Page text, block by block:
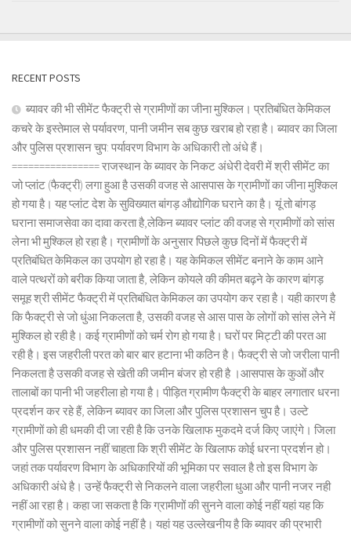
RECENT POSTS
ब्यावर की भी सीमेंट फैक्ट्री से ग्रामीणों का जीना मुश्किल। प्रतिबंधित केमिकल
कचरे के इस्तेमाल से पर्यावरण, पानी जमीन सब कुछ खराब हो रहा है। ब्यावर का जिला
और पुलिस प्रशासन चुप: पर्यावरण विभाग के अधिकारी तो अंधे हैं।
================ राजस्थान के ब्यावर के निकट अंधेरी देवरी में श्री सीमेंट का
जो प्लांट (फैक्ट्री) लगा हुआ है उसकी वजह से आसपास के ग्रामीणों का जीना मुश्किल
हो गया है। यह प्लांट देश के सुविख्यात बांगड़ औद्योगिक घराने का है। यूं तो बांगड़
घराना समाजसेवा का दावा करता है,लेकिन ब्यावर प्लांट की वजह से ग्रामीणों को सांस
लेना भी मुश्किल हो रहा है। ग्रामीणों के अनुसार पिछले कुछ दिनों में फैक्ट्री में
प्रतिबंधित केमिकल का उपयोग हो रहा है। यह केमिकल सीमेंट बनाने के काम आने
वाले पत्थरों को बरीक किया जाता है, लेकिन कोयले की कीमत बढ़ने के कारण बांगड़
समूह श्री सीमेंट फैक्ट्री में प्रतिबंधित केमिकल का उपयोग कर रहा है। यही कारण है
कि फैक्ट्री से जो धुंआ निकलता है, उसकी वजह से आस पास के लोगों को सांस लेने में
मुश्किल हो रही है। कई ग्रामीणों को चर्म रोग हो गया है। घरों पर मिट्टी की परत आ
रही है। इस जहरीली परत को बार बार हटाना भी कठिन है। फैक्ट्री से जो जरीला पानी
निकलता है उसकी वजह से खेती की जमीन बंजर हो रही है ।आसपास के कुओं और
तालाबों का पानी भी जहरीला हो गया है। पीड़ित ग्रामीण फैक्ट्री के बाहर लगातार धरना
प्रदर्शन कर रहे हैं, लेकिन ब्यावर का जिला और पुलिस प्रशासन चुप है। उल्टे
ग्रामीणों को ही धमकी दी जा रही है कि उनके खिलाफ मुकदमे दर्ज किए जाएंगे। जिला
और पुलिस प्रशासन नहीं चाहता कि श्री सीमेंट के खिलाफ कोई धरना प्रदर्शन हो।
जहां तक पर्यावरण विभाग के अधिकारियों की भूमिका पर सवाल है तो इस विभाग के
अधिकारी अंधे है। उन्हें फैक्ट्री से निकलने वाला जहरीला धुआ और पानी नजर नही
नहीं आ रहा है। कहा जा सकता है कि ग्रामीणों की सुनने वाला कोई नहीं यहां यह कि
ग्रामीणों को सुनने वाला कोई नहीं है। यहां यह उल्लेखनीय है कि ब्यावर की प्रभारी